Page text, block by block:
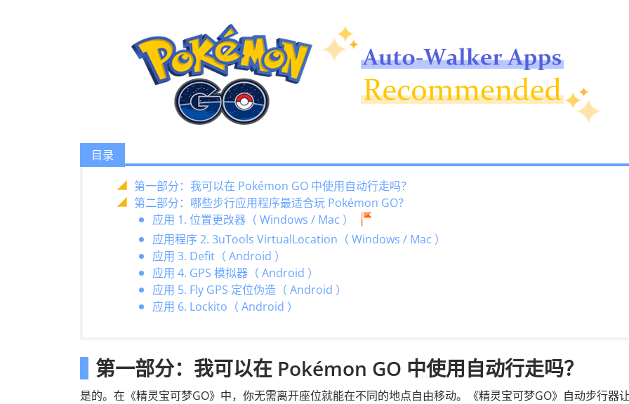
目录
第一部分：我可以在 Pokémon GO 中使用自动行走吗？
第二部分：哪些步行应用程序最适合玩 Pokémon GO？
应用 1. 位置更改器（ Windows / Mac ）
应用程序 2. 3uTools VirtualLocation（ Windows / Mac ）
应用 3. Defit（ Android ）
应用 4. GPS 模拟器（ Android ）
应用 5. Fly GPS 定位伪造（ Android ）
应用 6. Lockito（ Android ）
第一部分：我可以在 Pokémon GO 中使用自动行走吗？
是的。在《精灵宝可梦GO》中，你无需离开座位就能在不同的地点自由移动。《精灵宝可梦GO》自动步行器